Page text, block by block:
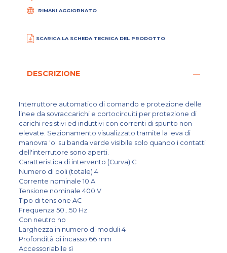
RIMANI AGGIORNATO
SCARICA LA SCHEDA TECNICA DEL PRODOTTO
DESCRIZIONE
Interruttore automatico di comando e protezione delle
linee da sovraccarichi e cortocircuiti per protezione di
carichi resistivi ed induttivi con correnti di spunto non
elevate. Sezionamento visualizzato tramite la leva di
manovra 'o' su banda verde visibile solo quando i contatti
dell'interrutore sono aperti.
Caratteristica di intervento (Curva):C
Numero di poli (totale) 4
Corrente nominale 10 A
Tensione nominale 400 V
Tipo di tensione AC
Frequenza 50...50 Hz
Con neutro no
Larghezza in numero di moduli 4
Profondità di incasso 66 mm
Accessoriabile sì